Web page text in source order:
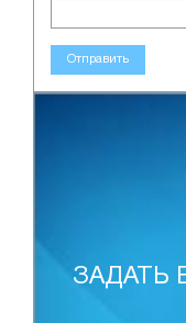
Отправить
ЗАДАТЬ